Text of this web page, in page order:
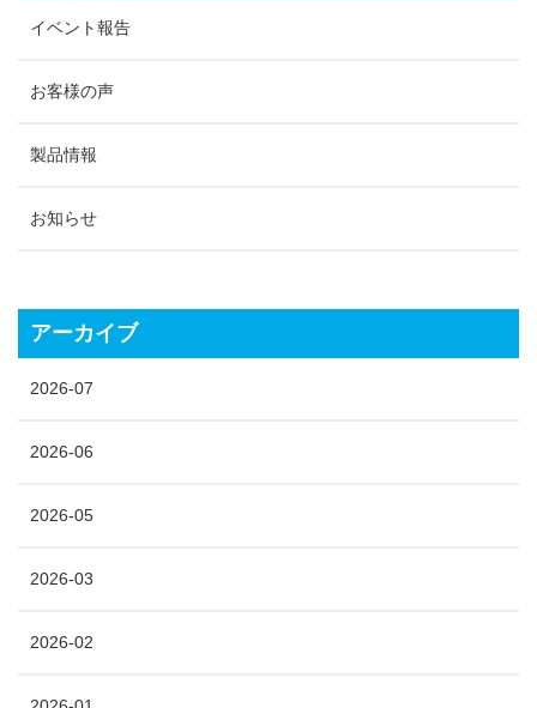
イベント報告
お客様の声
製品情報
お知らせ
アーカイブ
2026-07
2026-06
2026-05
2026-03
2026-02